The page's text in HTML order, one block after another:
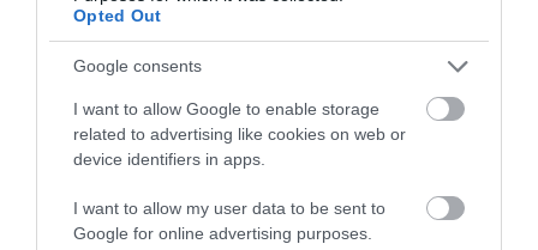
Opted Out
Google consents
I want to allow Google to enable storage
related to advertising like cookies on web or
device identifiers in apps.
I want to allow my user data to be sent to
Google for online advertising purposes.
Αερόκλειδο 1" 410kgr
243lit/min πιστολέ Gp